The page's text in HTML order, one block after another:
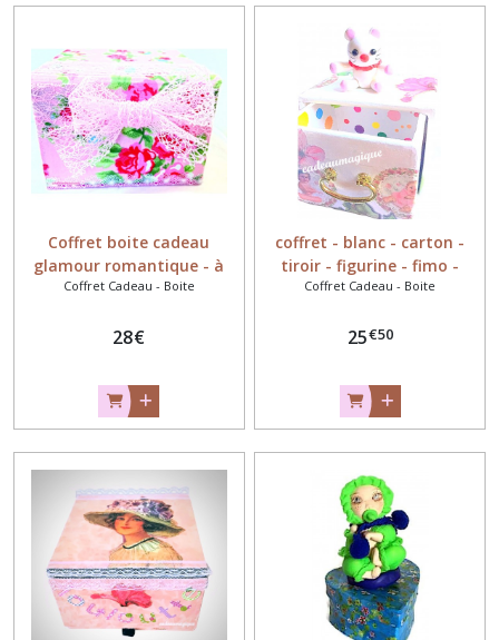
Coffret boite cadeau
glamour romantique - à
personnaliser
Coffret Cadeau - Boite
28€
coffret - blanc - carton -
tiroir - figurine - fimo -
cadeaumagique - Boîte
Coffret Cadeau - Boite
25€50